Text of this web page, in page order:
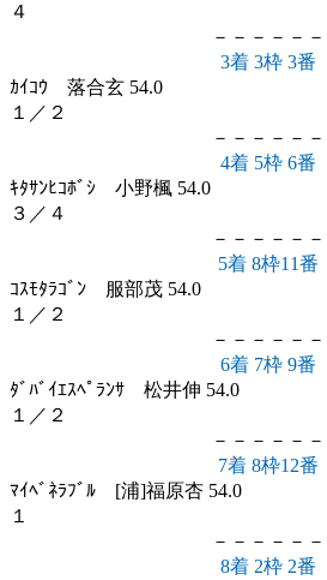
４
－－－－－－
3着 3枠 3番
ｶｲｺｳ 落合玄 54.0
１／２
－－－－－－
4着 5枠 6番
ｷﾀｻﾝﾋｺﾎﾞｼ 小野楓 54.0
３／４
－－－－－－
5着 8枠11番
ｺｽﾓﾀﾗｺﾞﾝ 服部茂 54.0
１／２
－－－－－－
6着 7枠 9番
ﾀﾞﾊﾞｲｴｽﾍﾟﾗﾝｻ 松井伸 54.0
１／２
－－－－－－
7着 8枠12番
ﾏｲﾍﾞﾈﾗﾌﾞﾙ [浦]福原杏 54.0
１
－－－－－－
8着 2枠 2番